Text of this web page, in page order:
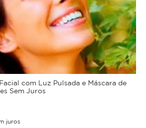
com Luz Pulsada e Máscara de
Sem Juros
juros